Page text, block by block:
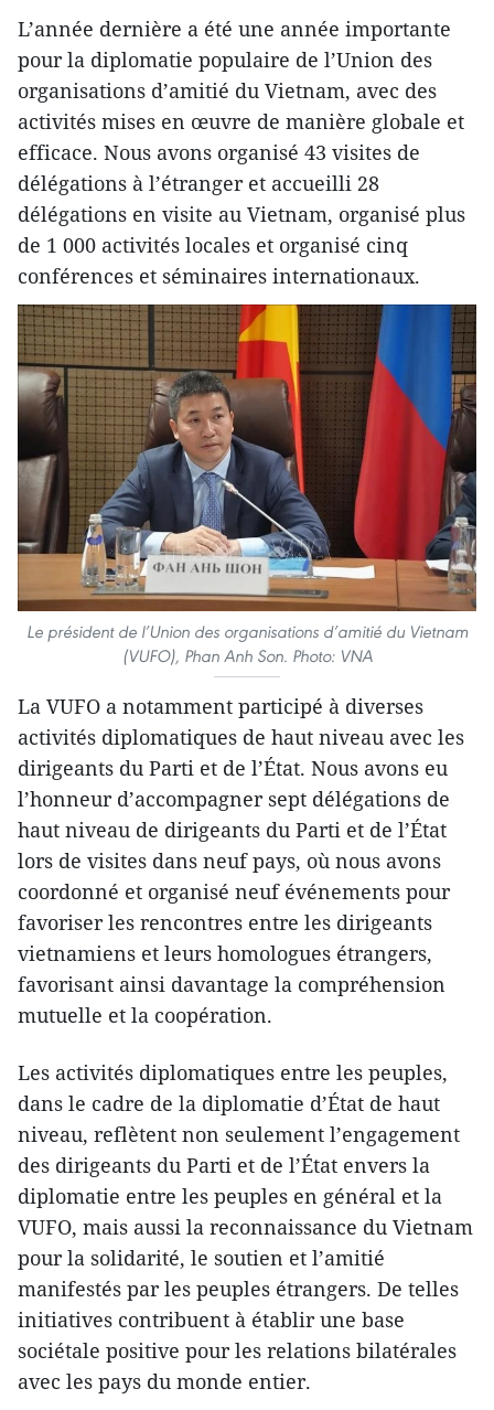
L’année dernière a été une année importante
pour la diplomatie populaire de l’Union des
organisations d’amitié du Vietnam, avec des
activités mises en œuvre de manière globale et
efficace. Nous avons organisé 43 visites de
délégations à l’étranger et accueilli 28
délégations en visite au Vietnam, organisé plus
de 1 000 activités locales et organisé cinq
conférences et séminaires internationaux.
Le président de l’Union des organisations d’amitié du Vietnam
(VUFO), Phan Anh Son. Photo: VNA
La VUFO a notamment participé à diverses
activités diplomatiques de haut niveau avec les
dirigeants du Parti et de l’État. Nous avons eu
l’honneur d’accompagner sept délégations de
haut niveau de dirigeants du Parti et de l’État
lors de visites dans neuf pays, où nous avons
coordonné et organisé neuf événements pour
favoriser les rencontres entre les dirigeants
vietnamiens et leurs homologues étrangers,
favorisant ainsi davantage la compréhension
mutuelle et la coopération.
Les activités diplomatiques entre les peuples,
dans le cadre de la diplomatie d’État de haut
niveau, reflètent non seulement l’engagement
des dirigeants du Parti et de l’État envers la
diplomatie entre les peuples en général et la
VUFO, mais aussi la reconnaissance du Vietnam
pour la solidarité, le soutien et l’amitié
manifestés par les peuples étrangers. De telles
initiatives contribuent à établir une base
sociétale positive pour les relations bilatérales
avec les pays du monde entier.